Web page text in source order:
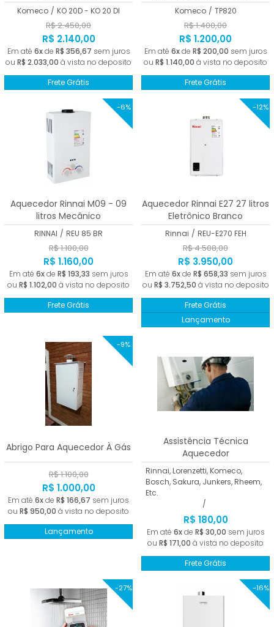
Komeco / KO 20D - KO 20 DI
R$ 2.450,00
R$ 2.140,00
Em até 6xde R$ 356,67 sem juros
ou R$ 2.033,00 à vista no deposito
Frete Grátis
Komeco / TP820
R$ 1.400,00
R$ 1.200,00
Em até 6xde R$ 200,00 sem juros
ou R$ 1.140,00 à vista no deposito
Frete Grátis
-6%
Aquecedor Rinnai M09 - 09
litros Mecânico
RINNAI / REU 85 BR
R$ 1.100,00
R$ 1.160,00
Em até 6xde R$ 193,33 sem juros
ou R$ 1.102,00 à vista no deposito
Frete Grátis
-12%
Aquecedor Rinnai E27 27 litros
Eletrônico Branco
Rinnai / REU-E270 FEH
R$ 4.508,00
R$ 3.950,00
Em até 6xde R$ 658,33 sem juros
ou R$ 3.752,50 à vista no deposito
Frete Grátis
Lançamento
-9%
Abrigo Para Aquecedor À Gás
R$ 1.100,00
R$ 1.000,00
Em até 6xde R$ 166,67 sem juros
ou R$ 950,00 à vista no deposito
Lançamento
Assistência Técnica
Aquecedor
Rinnai, Lorenzetti, Komeco,
Bosch, Sakura, Junkers, Rheem,
Etc.
/
R$ 180,00
Em até 6xde R$ 30,00 sem juros
ou R$ 171,00 à vista no deposito
Frete Grátis
-27% -16%